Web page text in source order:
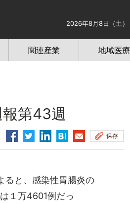
2026年8月8日（土）
関連産業 地域医療
第43週
保存
と、感染性胃腸炎の
１万4601例だっ